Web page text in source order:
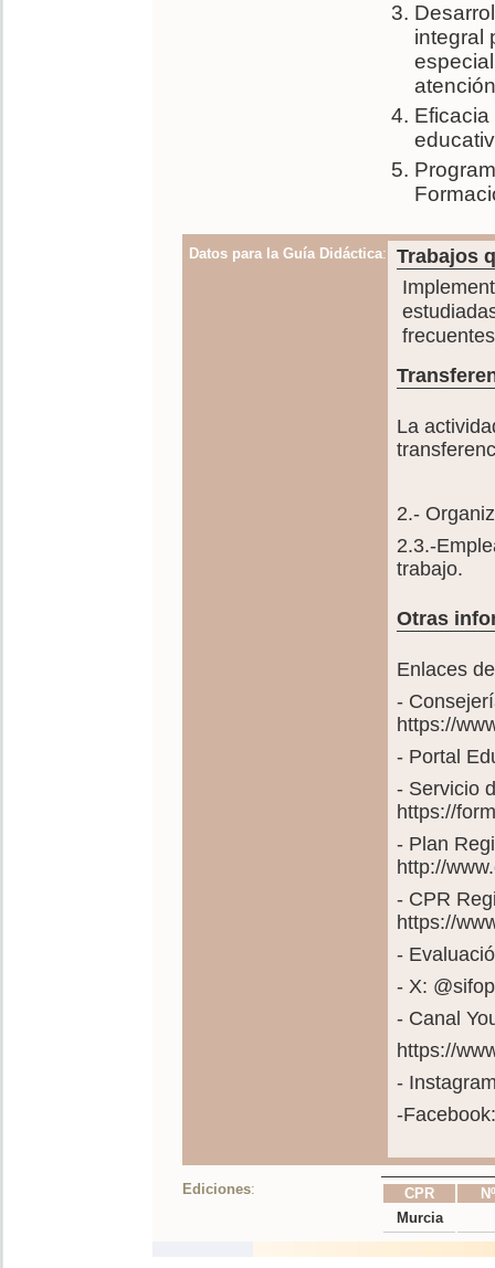
integral
Datos para la Guía Didáctica:
Trabajos
La
2.-
2.3.-
trabajo.
Otras
Enlaces
-
https://
- Portal
- Servicio
https://
- Plan
http://
- CPR
https://
-
- X:
- Canal
https://
-
-
Ediciones: CPR
Murcia